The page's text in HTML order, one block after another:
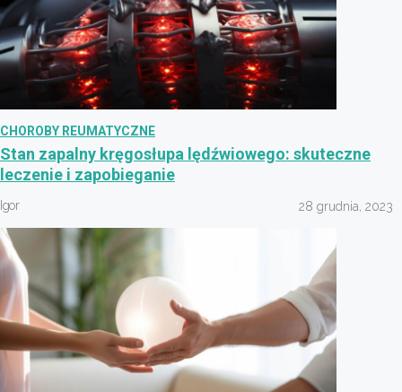
CHOROBY REUMATYCZNE
Stan zapalny kręgosłupa lędźwiowego: skuteczne
leczenie i zapobieganie
Igor 28 grudnia, 2023